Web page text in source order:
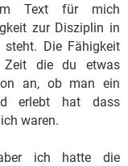
Text für mich
zur Disziplin in
steht. Die Fähigkeit
Zeit die du etwas
an, ob man ein
erlebt hat dass
waren.
ich hatte die